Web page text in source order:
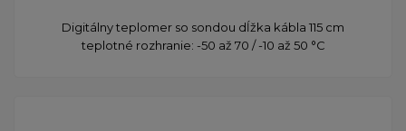
Digitálny teplomer so sondou dĺžka kábla 115 cm
teplotné rozhranie: -50 až 70 / -10 až 50 °C